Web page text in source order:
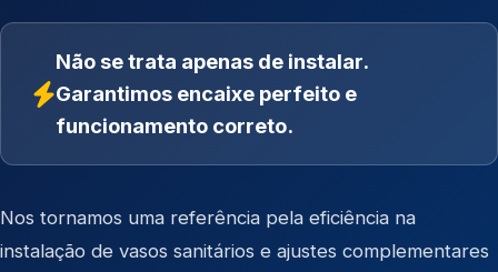
Não se trata apenas de instalar.
Garantimos encaixe perfeito e
funcionamento correto.
Nos tornamos uma referência pela eficiência na
instalação de vasos sanitários e ajustes complementares